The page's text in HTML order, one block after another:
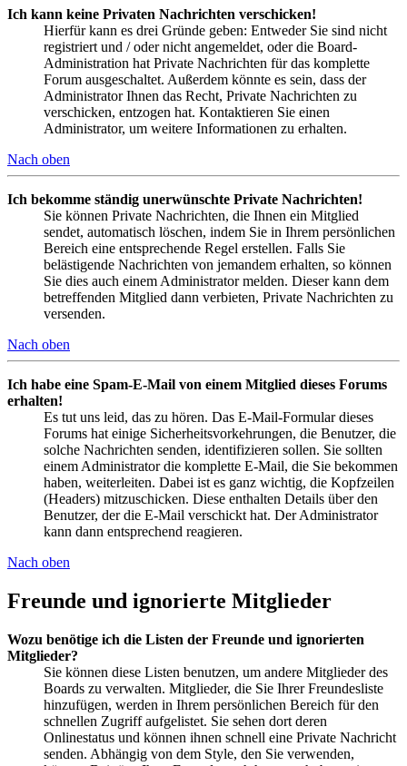
Ich kann keine Privaten Nachrichten verschicken!
Hierfür kann es drei Gründe geben: Entweder Sie sind nicht
registriert und / oder nicht angemeldet, oder die Board-
Administration hat Private Nachrichten für das komplette
Forum ausgeschaltet. Außerdem könnte es sein, dass der
Administrator Ihnen das Recht, Private Nachrichten zu
verschicken, entzogen hat. Kontaktieren Sie einen
Administrator, um weitere Informationen zu erhalten.
Nach oben
Ich bekomme ständig unerwünschte Private Nachrichten!
Sie können Private Nachrichten, die Ihnen ein Mitglied
sendet, automatisch löschen, indem Sie in Ihrem persönlichen
Bereich eine entsprechende Regel erstellen. Falls Sie
belästigende Nachrichten von jemandem erhalten, so können
Sie dies auch einem Administrator melden. Dieser kann dem
betreffenden Mitglied dann verbieten, Private Nachrichten zu
versenden.
Nach oben
Ich habe eine Spam-E-Mail von einem Mitglied dieses Forums
erhalten!
Es tut uns leid, das zu hören. Das E-Mail-Formular dieses
Forums hat einige Sicherheitsvorkehrungen, die Benutzer, die
solche Nachrichten senden, identifizieren sollen. Sie sollten
einem Administrator die komplette E-Mail, die Sie bekommen
haben, weiterleiten. Dabei ist es ganz wichtig, die Kopfzeilen
(Headers) mitzuschicken. Diese enthalten Details über den
Benutzer, der die E-Mail verschickt hat. Der Administrator
kann dann entsprechend reagieren.
Nach oben
Freunde und ignorierte Mitglieder
Wozu benötige ich die Listen der Freunde und ignorierten
Mitglieder?
Sie können diese Listen benutzen, um andere Mitglieder des
Boards zu verwalten. Mitglieder, die Sie Ihrer Freundesliste
hinzufügen, werden in Ihrem persönlichen Bereich für den
schnellen Zugriff aufgelistet. Sie sehen dort deren
Onlinestatus und können ihnen schnell eine Private Nachricht
senden. Abhängig von dem Style, den Sie verwenden,